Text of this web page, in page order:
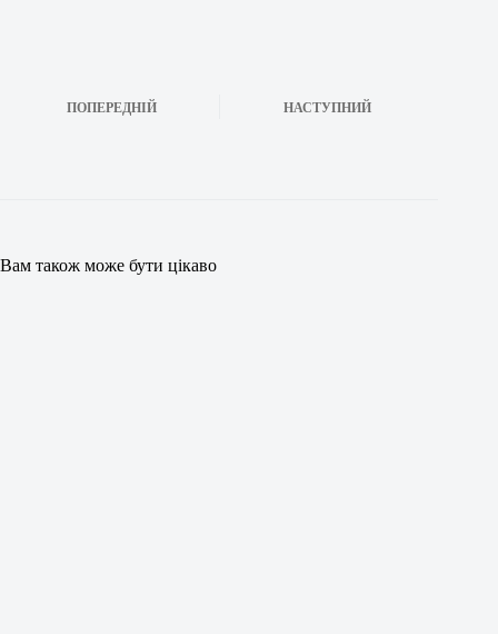
ПОПЕРЕДНІЙ НАСТУПНИЙ
Вам також може бути цікаво